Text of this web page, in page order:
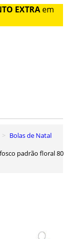
EXTRA em
Bolas de Natal